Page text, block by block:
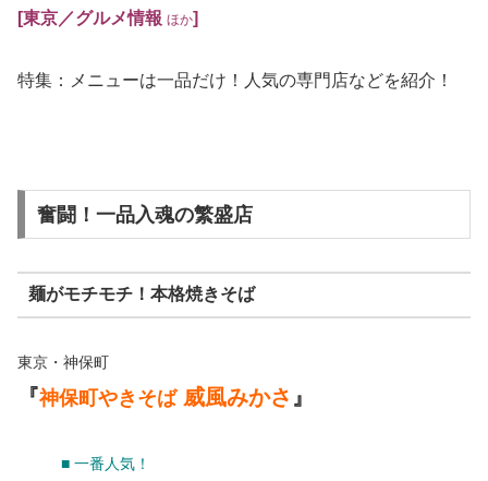
[東京／グルメ情報 ほか]
特集：メニューは一品だけ！人気の専門店などを紹介！
奮闘！一品入魂の繁盛店
麺がモチモチ！本格焼きそば
東京・神保町
『神保町やきそば威風みかさ 』
■ 一番人気！